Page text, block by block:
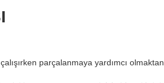
parçalanmaya yardımcı olmaktan